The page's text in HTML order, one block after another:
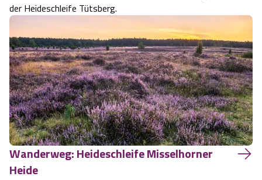
der Heideschleife Tütsberg.
Wanderweg: Heideschleife Misselhorner
Heide